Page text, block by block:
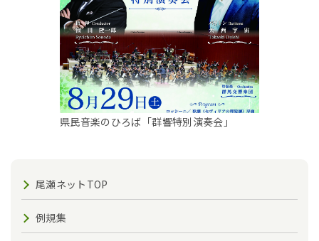
県民音楽のひろば「群響特別演奏会」
尾瀬ネットTOP
例規集